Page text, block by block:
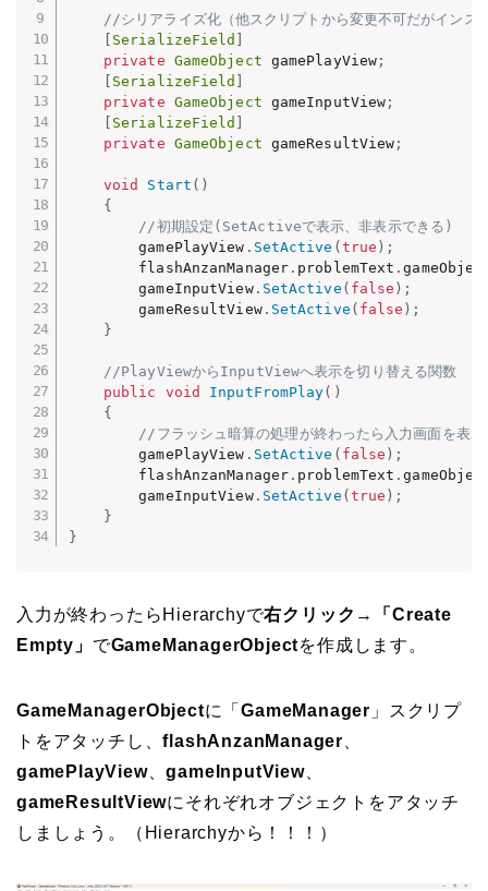
//シリアライズ化（他スクリプトから変更不可だがインス
[ SerializeField ]
private GameObject gamePlayView ;
[ SerializeField ]
private GameObject gameInputView ;
[ SerializeField ]
private GameObject gameResultView ;
void Start ( )
{
//初期設定(SetActiveで表示、非表示できる)
        gamePlayView
. SetActive (true ) ;
        flashAnzanManager
. problemText .
        gameInputView
. SetActive ( false ) ;
        gameResultView
. SetActive ( false ) ;
}
//PlayViewからInputViewへ表示を切り替える関数
public
void InputFromPlay( )
{
//フラッシュ暗算の処理が終わったら入力画面を表示
        gamePlayView
. SetActive ( false ) ;
        flashAnzanManager
. problemText .
        gameInputView
. SetActive (true ) ;
}
}
入力が終わったらHierarchyで右クリック →
「Create
Empty」 でGameManagerObjectを作成します。
GameManagerObjectに「GameManager 」スクリプ
トをアタッチし、flashAnzanManager
gamePlayView、gameInputView、
gameResultViewにそれぞれオブジェクトをアタッチ
しましょう。（Hierarchyから！！！）